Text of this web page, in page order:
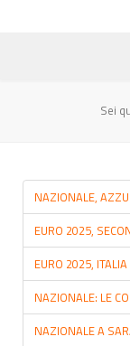
Sei
NAZIONALE,
EURO 2025,
EURO 2025,
NAZIONALE: LE
NAZIONALE A